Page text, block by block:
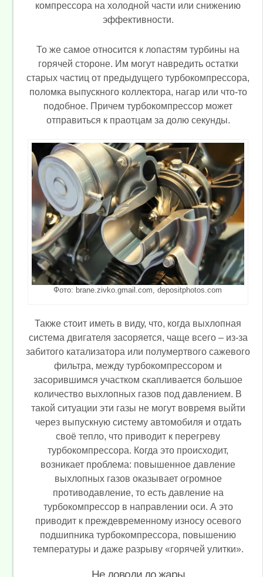
компрессора на холодной части или снижению
эффективности.
То же самое относится к лопастям турбины на
горячей стороне. Им могут навредить остатки
старых частиц от предыдущего турбокомпрессора,
поломка выпускного коллектора, нагар или что-то
подобное. Причем турбокомпрессор может
отправиться к праотцам за долю секунды.
Фото: brane.zivko.gmail.com, depositphotos.com
Также стоит иметь в виду, что, когда выхлопная
система двигателя засоряется, чаще всего – из-за
забитого катализатора или полумертвого сажевого
фильтра, между турбокомпрессором и
засорившимся участком скапливается большое
количество выхлопных газов под давлением. В
такой ситуации эти газы не могут вовремя выйти
через выпускную систему автомобиля и отдать
своё тепло, что приводит к перегреву
турбокомпрессора. Когда это происходит,
возникает проблема: повышенное давление
выхлопных газов оказывает огромное
противодавление, то есть давление на
турбокомпрессор в направлении оси. А это
приводит к преждевременному износу осевого
подшипника турбокомпрессора, повышению
температуры и даже разрыву «горячей улитки».
Не доводи до жары